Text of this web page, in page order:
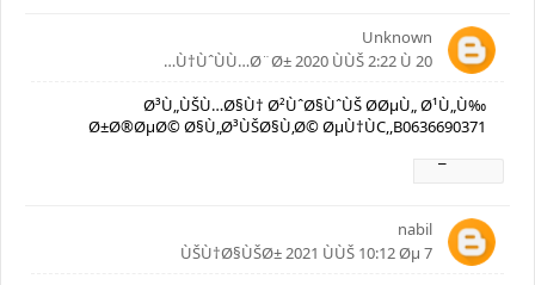
Unknown
20 Ù†ÙˆÙÙ…Ø¨Ø± 2020 ÙÙŠ 2:22 Ù…
Ø³Ù„ÙŠÙ…Ø§Ù† Ø²ÙˆØ§ÙˆÙŠ Ø­ØµÙ„ Ø¹Ù„Ù‰
Ø±Ø®ØµØ© Ø§Ù„Ø³ÙŠØ§Ù‚Ø© ØµÙ†ÙC,,B0636690371
nabil
7 ÙŠÙ†Ø§ÙŠØ± 2021 ÙÙŠ 10:12 Øµ